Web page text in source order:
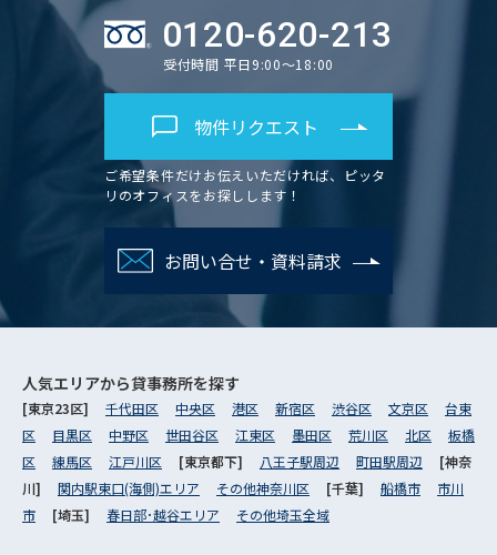
0120-620-213
受付時間 平日9:00～18:00
物件リクエスト
ご希望条件だけお伝えいただければ、ピッタ
リのオフィスをお探しします！
お問い合せ・資料請求
人気エリアから貸事務所を探す
[東京23区] 千代田区 中央区 港区 新宿区 渋谷区 文京区
台東
区
目黒区 中野区 世田谷区 江東区 墨田区 荒川区 北区
板橋
区
練馬区 江戸川区 [東京都下] 八王子駅周辺 町田駅周辺
[神奈
川] 関内駅東口(海側)エリア その他神奈川区 [千葉] 船橋市
市川
市
[埼玉] 春日部･越谷エリア その他埼玉全域